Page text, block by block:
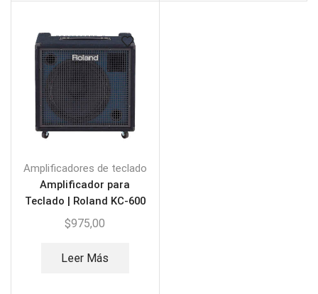
Amplificadores de teclado
Amplificador para
Teclado | Roland KC-600
$975,00
Leer Más